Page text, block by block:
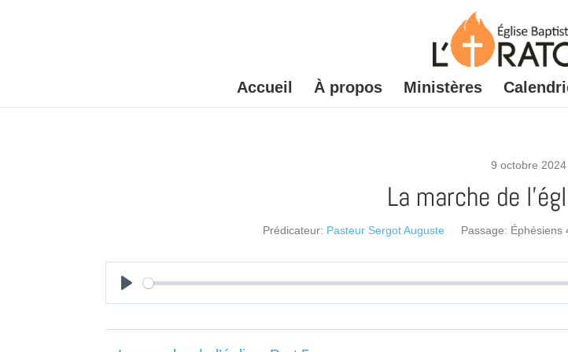
Accueil À propos Ministères
9 octobre 2024
La marche de
Prédicateur: Pasteur Sergot Auguste Passage: Éphésiens
Play